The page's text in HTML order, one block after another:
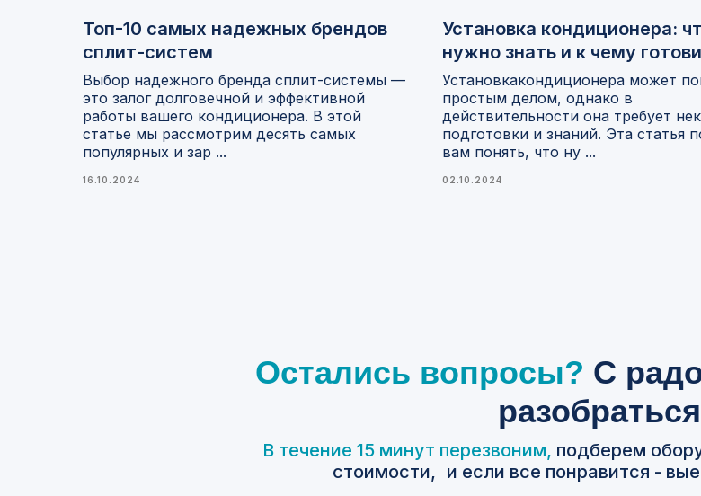
Топ-10 самых надежных брендов
сплит-систем
Выбор надежного бренда сплит-системы —
это залог долговечной и эффективной
работы вашего кондиционера. В этой
статье мы рассмотрим десять самых
популярных и зар ...
16.10.2024
Установка кондиционера:
нужно знать и к чему
Установкакондиционера может
простым делом, однако в
действительности она требует
подготовки и знаний. Эта статья
вам понять, что ну ...
02.10.2024
Остались вопросы? С
В течение 15 минут перезвоним, подберем
стоимости, и если все понравится -